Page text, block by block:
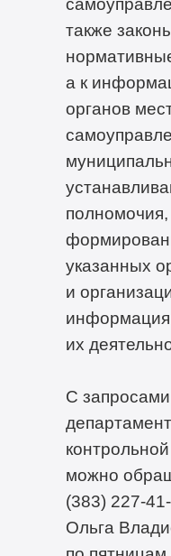
также
а к
органов
указанных
и
их
C
можно
(383) 227-
Ольга